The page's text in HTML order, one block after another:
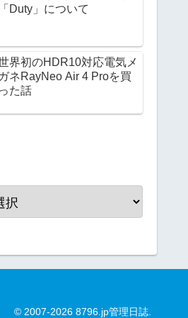
「Duty」について
界初のHDR10対応電気メ
ガネRayNeo Air 4 Proを買
った話
© 2007-2026 8796.jp管理日誌.